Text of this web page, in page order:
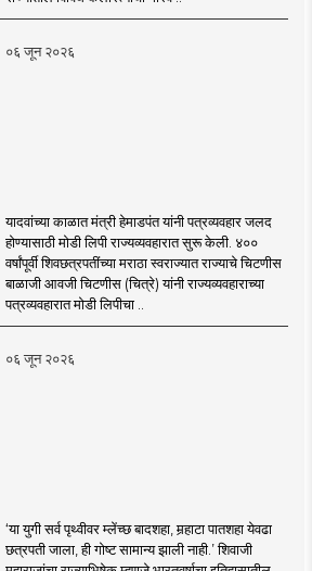
०६ जून २०२६
यादवांच्या काळात मंत्री हेमाडपंत यांनी पत्रव्यवहार जलद
होण्यासाठी मोडी लिपी राज्यव्यवहारात सुरू केली. ४००
वर्षांपूर्वी शिवछत्रपतींच्या मराठा स्वराज्यात राज्याचे चिटणीस
बाळाजी आवजी चिटणीस (चित्रे) यांनी राज्यव्यवहाराच्या
पत्रव्यवहारात मोडी लिपीचा ..
०६ जून २०२६
‘या युगी सर्व पृथ्वीवर म्लेंच्छ बादशहा, मर्‍हाटा पातशहा येवढा
छत्रपती जाला, ही गोष्ट सामान्य झाली नाही.’ शिवाजी